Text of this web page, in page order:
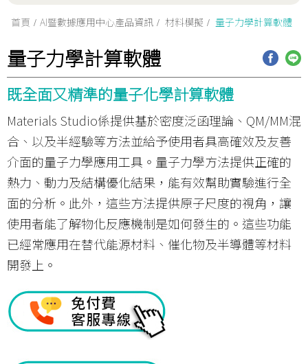
首頁 AI暨數據應用中心產品資訊 材料模擬 量子力學計算軟體
量子力學計算軟體
既全面又精準的量子化學計算軟體
Materials Studio係提供基於密度泛函理論、QM/MM混
合、以及半經驗等方法並給予使用者具高確效及友善
介面的量子力學應用工具。量子力學方法提供正確的
熱力、動力及結構優化結果，能有效幫助實驗進行全
面的分析。此外，這些方法提供原子尺度的視角，讓
使用者能了解物化反應機制是如何發生的。這些功能
已經常應用在替代能源材料、催化物及半導體等材料
開發上。